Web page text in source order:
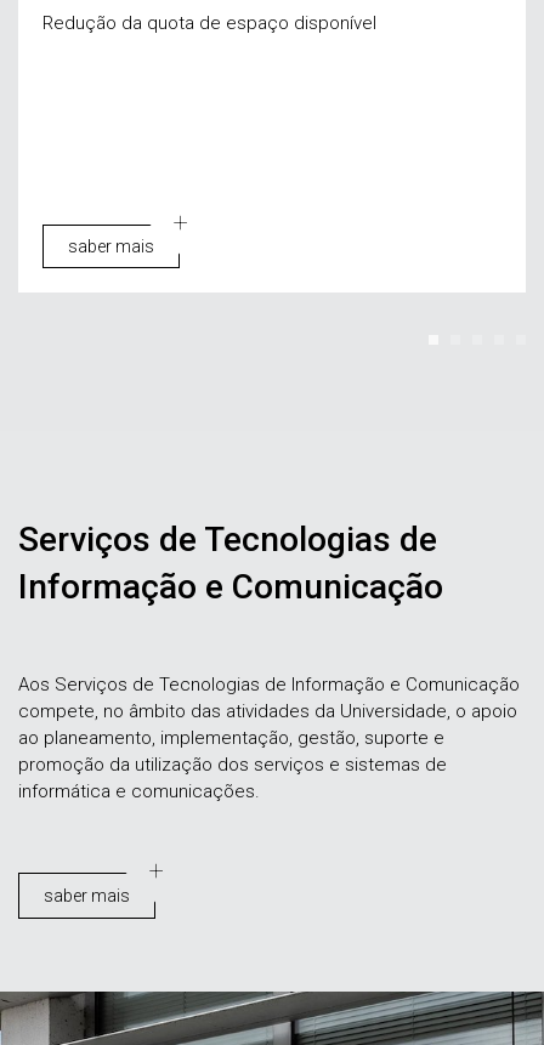
Redução da quota de espaço disponível
saber mais
Serviços de Tecnologias de
Informação e Comunicação
Aos Serviços de Tecnologias de Informação e Comunicação
compete, no âmbito das atividades da Universidade, o apoio
ao planeamento, implementação, gestão, suporte e
promoção da utilização dos serviços e sistemas de
informática e comunicações.
saber mais